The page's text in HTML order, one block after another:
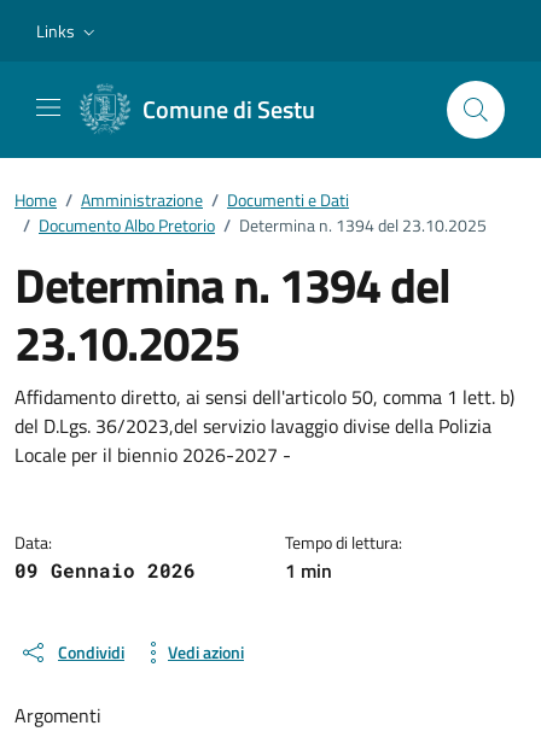
Links
Comune di Sestu
Home / Amministrazione / Documenti e Dati
/ Documento Albo Pretorio / Determina n. 1394 del 23.10.2025
Determina n. 1394 del
23.10.2025
Dettagli del documento
Affidamento diretto, ai sensi dell'articolo 50, comma 1 lett. b)
del D.Lgs. 36/2023,del servizio lavaggio divise della Polizia
Locale per il biennio 2026-2027 -
Data:
09 Gennaio 2026
Tempo di lettura:
1 min
Condividi Vedi azioni
Argomenti